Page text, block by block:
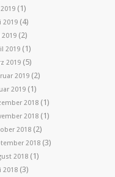
(1)
2019 (4)
2019 (2)
2019 (1)
2019 (5)
2019 (2)
2019 (1)
2018 (1)
2018 (1)
2018 (2)
2018 (3)
2018 (1)
2018 (3)